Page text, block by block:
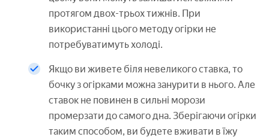
протягом двох-трьох тижнів. При
використанні цього методу огірки не
потребуватимуть холоді.
Якщо ви живете біля невеликого ставка, то
бочку з огірками можна занурити в нього. Але
ставок не повинен в сильні морози
промерзати до самого дна. Зберігаючи огірки
таким способом, ви будете вживати в їжу